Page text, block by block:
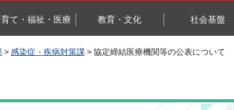
て・福祉・医療 教育・文化 社会基盤
> 感染症・疾病対策課 > 協定締結医療機関等の公表について